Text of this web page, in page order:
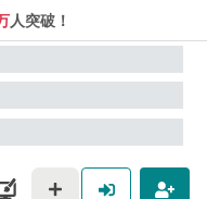
人突破！